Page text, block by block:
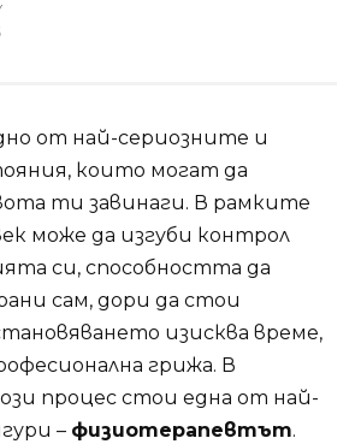
от най-сериозните и
които могат да
ти завинаги. В рамките
може да изгуби контрол
си, способността да
сам, дори да стои
изисква време,
грижа. В
процес стои една от най-
– физиотерапевтът.